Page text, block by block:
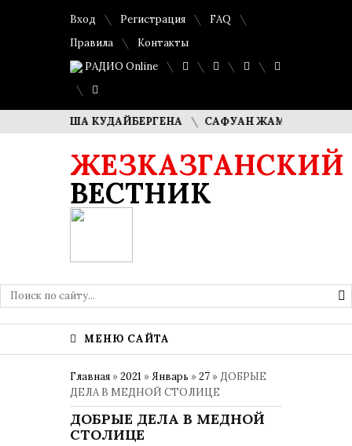
Вход Регистрация
FAQ
Правила
Контакты
РАДИО Online
ДИМАША КУДАЙБЕРГЕНА САФУАН ЖАМПЕИСОВ: «МЫ
ЖЕЗКАЗГАНСКИЙ
ВЕСТНИК
МЕНЮ САЙТА
Главная »2021 »Январь »27 » ДОБРЫЕ
ДЕЛА В МЕДНОЙ СТОЛИЦЕ
ДОБРЫЕ ДЕЛА В МЕДНОЙ
СТОЛИЦЕ